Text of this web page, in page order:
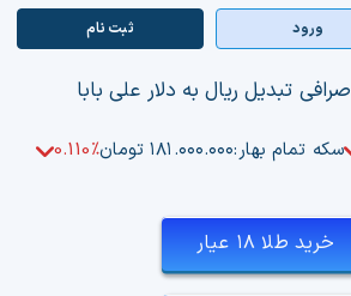
ورود ثبت‌ نام
صرافی تبدیل ریال به دلار علی بابا
سکه تمام بهار:۱۸۱.۰۰۰.۰۰۰ تومان 0.110%
خرید طلا ۱۸ عیار